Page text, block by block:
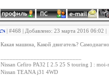
| #468 | Добавлено: 23 марта 2016 06:02 |
Какая машина, Какой двигатель?
Nissan Cefiro PA32 [ 2.5 25 S touring ] : moi-
Nissan TEANA j31 4WD